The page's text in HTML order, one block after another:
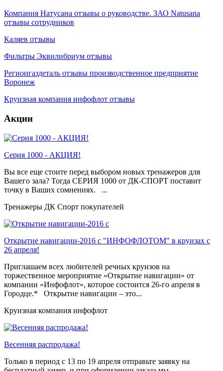
Компания Натусана отзывы о руководстве. ЗАО Natusana
отзывы сотрудников
Каляев отзывы
Фильтры Эквилибриум отзывы
Регионгаздеталь отзывы производственное предприятие
Воронеж
Круизная компания инфофлот отзывы
Акции
Серия 1000 - АКЦИЯ!
Вы все еще стоите перед выбором новых тренажеров для
Вашего зала? Тогда СЕРИЯ 1000 от ДК-СПОРТ поставит
точку в Ваших сомнениях. ...
Тренажеры ДК Спорт покупателей
Открытие навигации-2016 с "ИНФОФЛОТОМ" в круизах с
26 апреля!
Приглашаем всех любителей речных круизов на
торжественное мероприятие «Открытие навигации» от
компании «Инфофлот», которое состоится 26-го апреля в
Городце.* Открытие навигации – это...
Круизная компания инфофлот
Весенняя распродажа!
Только в период c 13 по 19 апреля отправьте заявку на